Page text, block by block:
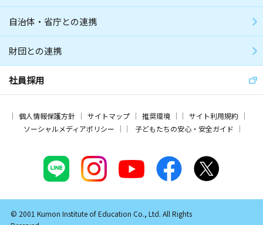
自治体・省庁との連携
財団との連携
社員採用
個人情報保護方針 サイトマップ 推奨環境
サイト利用規約
ソーシャルメディアポリシー
子どもたちの安心・安全ガイド
© 2001 Kumon Institute of Education Co., Ltd. All Rights